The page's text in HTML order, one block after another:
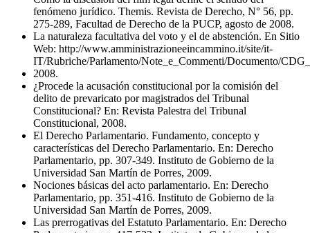
fenómeno jurídico. Themis. Revista de Derecho, N° 56, pp.
275-289, Facultad de Derecho de la PUCP, agosto de 2008.
La naturaleza facultativa del voto y el de abstención. En Sitio
Web: http://www.amministrazioneeincammino.it/site/it-
IT/Rubriche/Parlamento/Note_e_Commenti/Documento/
2008.
¿Procede la acusación constitucional por la comisión del
delito de prevaricato por magistrados del Tribunal
Constitucional? En: Revista Palestra del Tribunal
Constitucional, 2008.
El Derecho Parlamentario. Fundamento, concepto y
características del Derecho Parlamentario. En: Derecho
Parlamentario, pp. 307-349. Instituto de Gobierno de la
Universidad San Martín de Porres, 2009.
Nociones básicas del acto parlamentario. En: Derecho
Parlamentario, pp. 351-416. Instituto de Gobierno de la
Universidad San Martín de Porres, 2009.
Las prerrogativas del Estatuto Parlamentario. En: Derecho